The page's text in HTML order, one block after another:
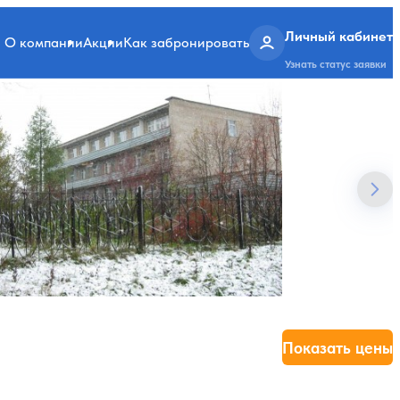
О компанииАкцииКак забронировать Личный кабинет
Узнать статус заявки
Показать цены